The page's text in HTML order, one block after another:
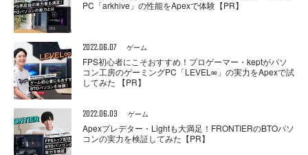
PC「arkhive」の性能をApexで体験【PR】
2022.06.07 ゲーム
FPS初心者にこそおすすめ！プロゲーマー・keptがパソ
コン工房のゲーミングPC「LEVEL∞」の実力をApexで試
してみた 【PR】
2022.06.03 ゲーム
Apexプレデター・Lightも大満足！FRONTIERのBTOパソ
コンの実力を検証してみた【PR】